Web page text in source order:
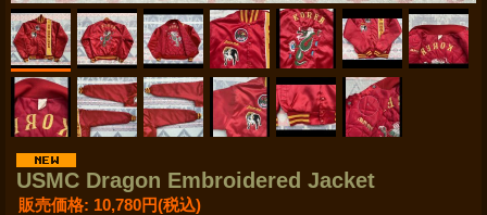
USMC Dragon Embroidered Jacket
販売価格: 10,780円(税込)